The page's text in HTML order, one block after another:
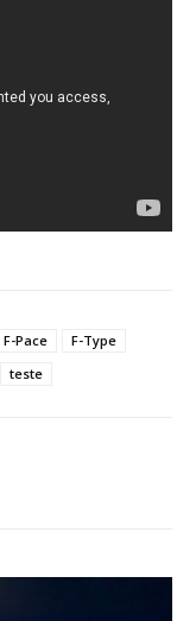
F-Pace
F-Type
teste